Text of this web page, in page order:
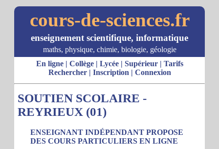
cours-de-sciences.fr
enseignement scientifique, informatique
maths, physique, chimie, biologie, géologie
En ligne| Collège| Lycée| Supérieur| Tarifs
Rechercher| Inscription | Connexion
SOUTIEN SCOLAIRE -
REYRIEUX (01)
ENSEIGNANT INDÉPENDANT PROPOSE
DES COURS PARTICULIERS EN LIGNE